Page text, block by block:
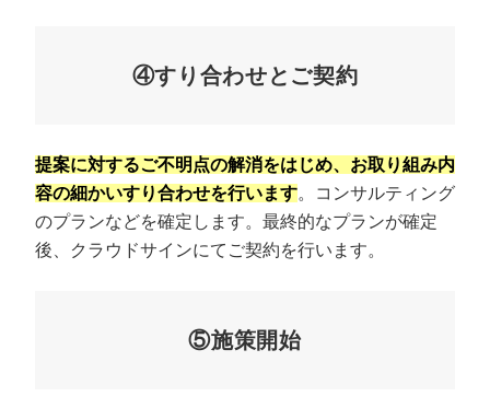
④すり合わせとご契約
提案に対するご不明点の解消をはじめ、お取り組み内
容の細かいすり合わせを行います。コンサルティング
のプランなどを確定します。最終的なプランが確定
後、クラウドサインにてご契約を行います。
⑤施策開始